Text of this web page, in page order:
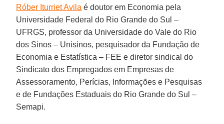
Róber Iturriet Avila é doutor em Economia pela
Universidade Federal do Rio Grande do Sul –
UFRGS, professor da Universidade do Vale do Rio
dos Sinos – Unisinos, pesquisador da Fundação de
Economia e Estatística – FEE e diretor sindical do
Sindicato dos Empregados em Empresas de
Assessoramento, Perícias, Informações e Pesquisas
e de Fundações Estaduais do Rio Grande do Sul –
Semapi.